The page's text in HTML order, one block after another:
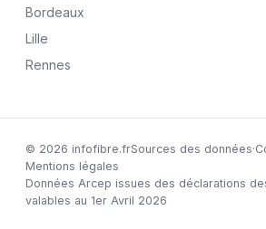
Bordeaux
Lille
Rennes
© 2026 infofibre.frSources des données·
Mentions légales
Données Arcep issues des déclarations
valables au 1er Avril 2026